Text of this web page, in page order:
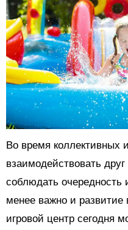
Во время коллективных
взаимодействовать
соблюдать очередность
менее важно и
игровой центр сегодня